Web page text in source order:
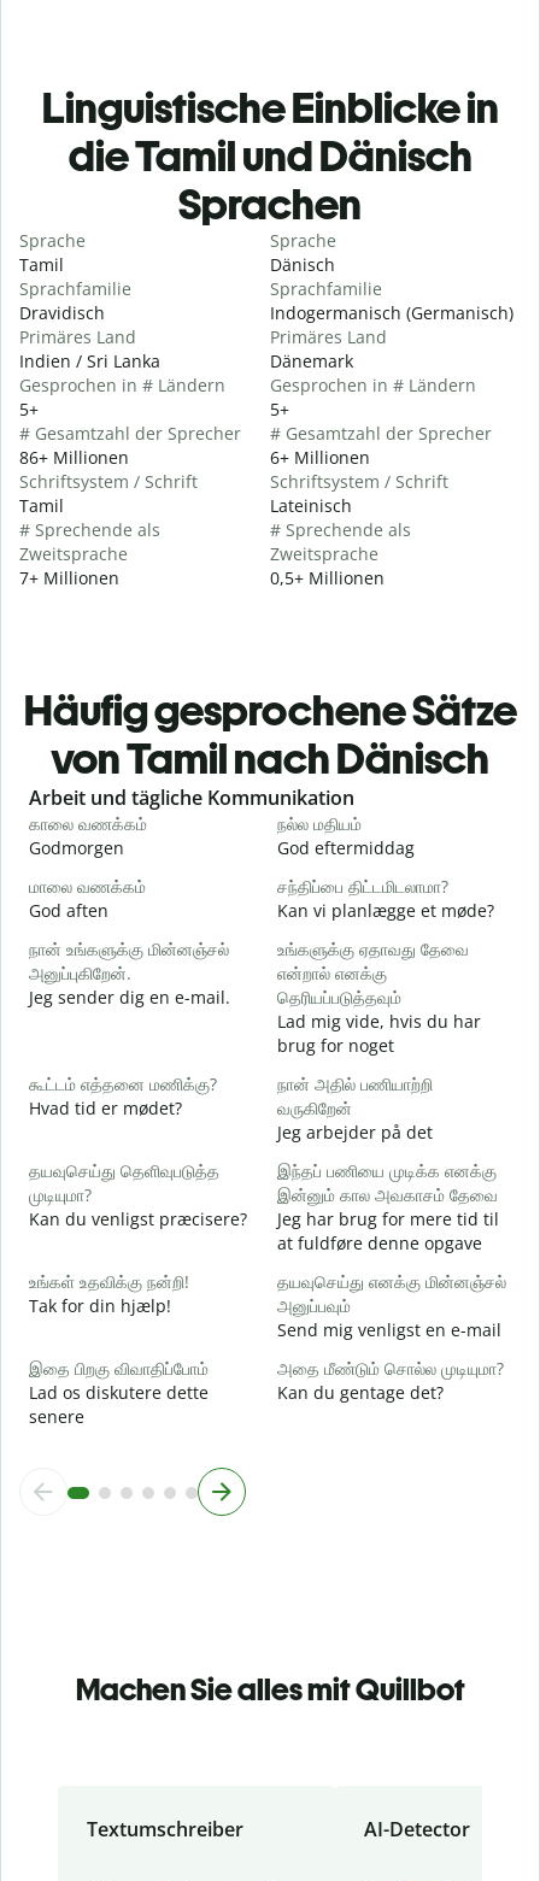
Linguistische Einblicke in
die Tamil und Dänisch
Sprachen
Sprache
Tamil
Sprachfamilie
Dravidisch
Primäres Land
Indien / Sri Lanka
Gesprochen in # Ländern
5+
# Gesamtzahl der Sprecher
86+ Millionen
Schriftsystem / Schrift
Tamil
# Sprechende als
Zweitsprache
7+ Millionen
Sprache
Dänisch
Sprachfamilie
Indogermanisch (Germanisch)
Primäres Land
Dänemark
Gesprochen in # Ländern
5+
# Gesamtzahl der Sprecher
6+ Millionen
Schriftsystem / Schrift
Lateinisch
# Sprechende als
Zweitsprache
0,5+ Millionen
Häufig gesprochene Sätze
von Tamil nach Dänisch
Slide 1 of 6
Arbeit und tägliche Kommunikation
காலை வணக்கம்
Godmorgen
நல்ல மதியம்
God eftermiddag
மாலை வணக்கம்
God aften
சந்திப்பை திட்டமிடலாமா?
Kan vi planlægge et møde?
நான் உங்களுக்கு மின்னஞ்சல்
அனுப்புகிறேன்.
Jeg sender dig en e-mail.
உங்களுக்கு ஏதாவது தேவை
என்றால் எனக்கு
தெரியப்படுத்தவும்
Lad mig vide, hvis du har
brug for noget
கூட்டம் எத்தனை மணிக்கு?
Hvad tid er mødet?
நான் அதில் பணியாற்றி
வருகிறேன்
Jeg arbejder på det
தயவுசெய்து தெளிவுபடுத்த
முடியுமா?
Kan du venligst præcisere?
இந்தப் பணியை முடிக்க எனக்கு
இன்னும் கால அவகாசம் தேவை
Jeg har brug for mere tid til
at fuldføre denne opgave
உங்கள் உதவிக்கு நன்றி!
Tak for din hjælp!
தயவுசெய்து எனக்கு மின்னஞ்சல்
அனுப்பவும்
Send mig venligst en e-mail
இதை பிறகு விவாதிப்போம்
Lad os diskutere dette
senere
அதை மீண்டும் சொல்ல முடியுமா?
Kan du gentage det?
Machen Sie alles mit Quillbot
Textumschreiber AI-Detector